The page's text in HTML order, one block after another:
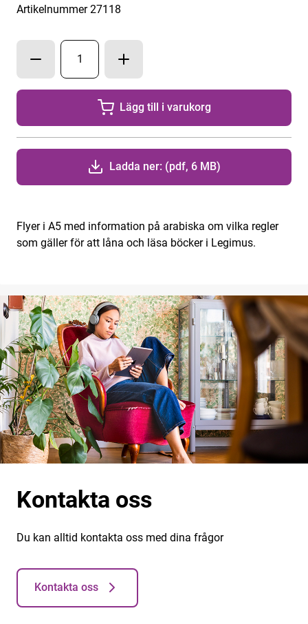
Artikelnummer 27118
Lägg till i varukorg
Lägg till1
Ladda ner: (pdf, 6 MB)
Flyer i A5 med information på arabiska om vilka regler
som gäller för att låna och läsa böcker i Legimus.
Kontakta oss
Du kan alltid kontakta oss med dina frågor
Kontakta oss